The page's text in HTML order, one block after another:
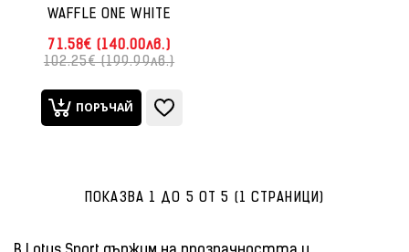
WAFFLE ONE WHITE
71.58€ (140.00лв.)
102.25€ (199.99лв.)
ПОРЪЧАЙ
ПОКАЗВА 1 ДО 5 ОТ 5 (1 СТРАНИЦИ)